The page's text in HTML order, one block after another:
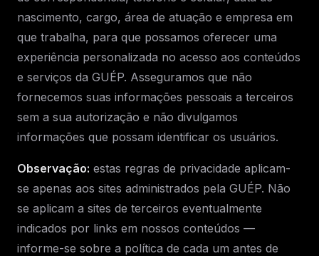
nascimento, cargo, área de atuação e empresa em
que trabalha, para que possamos oferecer uma
experiência personalizada no acesso aos conteúdos
e serviços da GUÉP. Asseguramos que não
fornecemos suas informações pessoais a terceiros
sem a sua autorização e não divulgamos
informações que possam identificar os usuários.
Observação: estas regras de privacidade aplicam-
se apenas aos sites administrados pela GUÉP. Não
se aplicam a sites de terceiros eventualmente
indicados por links em nossos conteúdos —
informe-se sobre a política de cada um antes de